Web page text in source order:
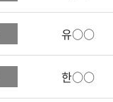
유○○
한○○